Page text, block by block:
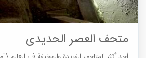
متحف العصر الحديدی